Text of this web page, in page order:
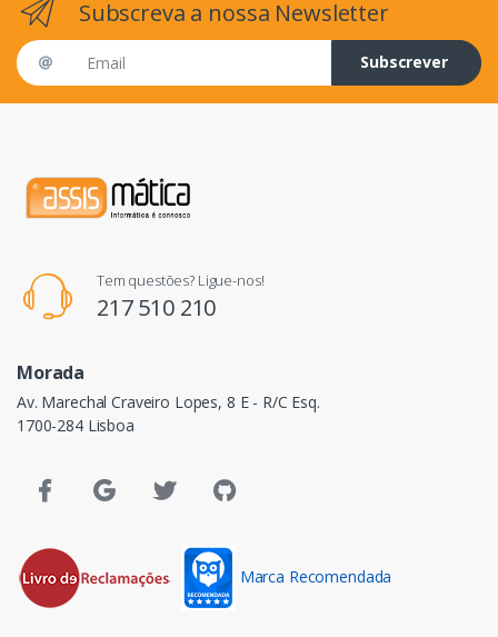
Subscreva a nossa Newsletter
Email address
Subscrever
Tem questões? Ligue-nos!
217 510 210
Morada
Av. Marechal Craveiro Lopes, 8 E - R/C Esq.
1700-284 Lisboa
Marca Recomendada